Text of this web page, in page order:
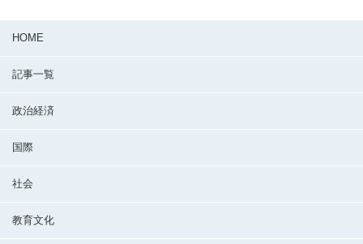
HOME
記事一覧
政治経済
国際
社会
教育文化